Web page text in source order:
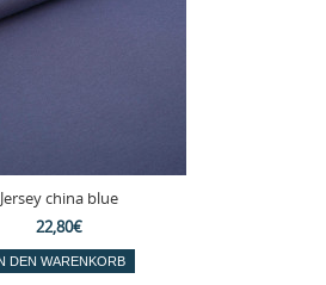
Jersey china blue
22,80€